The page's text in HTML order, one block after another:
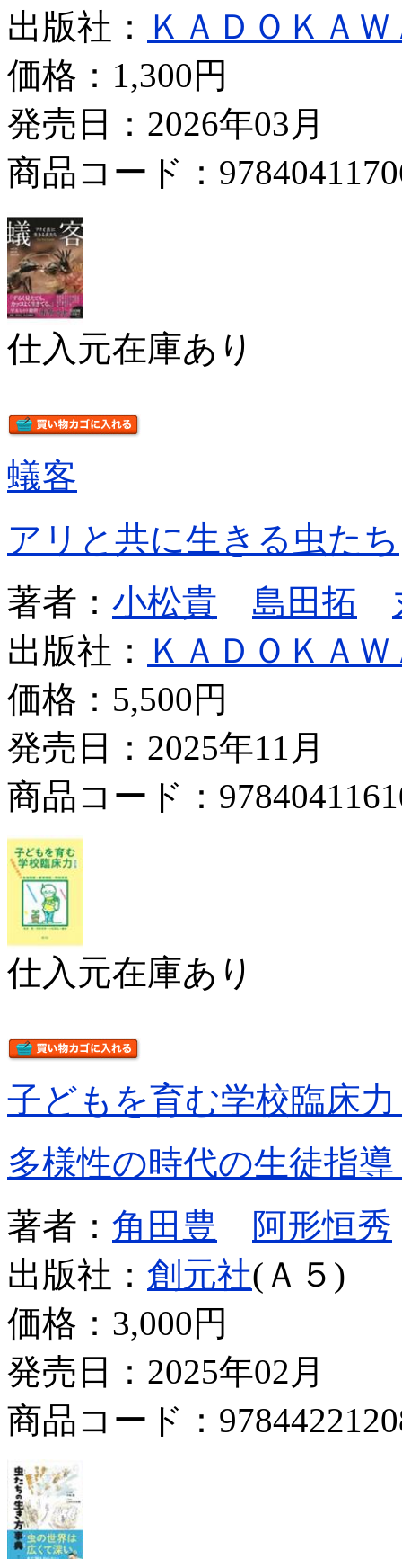
出版社： ＫＡＤＯＫＡＷ
価格： 1,300円
発売日：2026年03月
商品コード：
仕入元在庫あり
蟻客
アリと共に生きる虫たち
著者： 小松貴 島田拓
出版社： ＫＡＤＯＫＡＷ
価格： 5,500円
発売日：2025年11月
商品コード：
仕入元在庫あり
子どもを育む学校臨床
多様性の時代の生徒指
著者： 角田豊
阿形恒秀
出版社： 創元社(Ａ５)
価格： 3,000円
発売日：2025年02月
商品コード：